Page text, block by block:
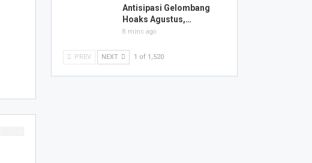
Antisipasi Gelombang
Hoaks Agustus,…
8 mins ago
PREV NEXT 1 of 1,520